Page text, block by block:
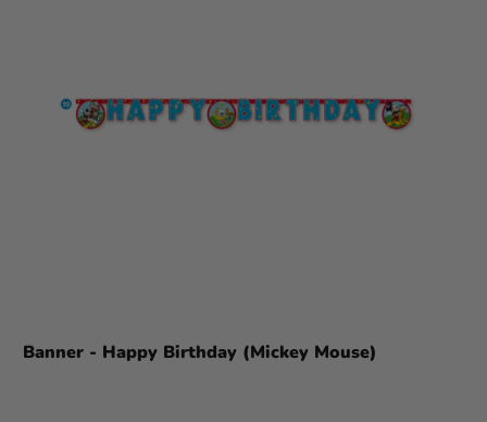
Banner - Happy Birthday (Mickey Mouse)